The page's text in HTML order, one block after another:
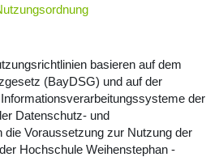
basieren auf dem
(BayDSG) und auf der
der
Datenschutz- und
die Voraussetzung zur Nutzung der
Hochschule Weihenstephan -